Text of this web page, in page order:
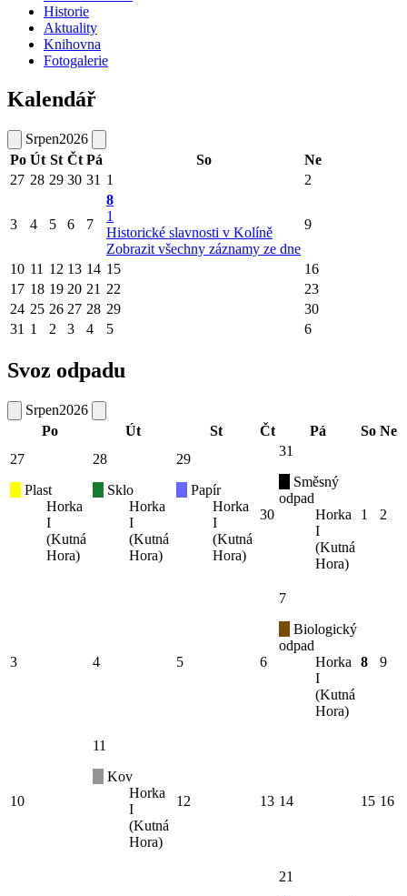
Historie
Aktuality
Knihovna
Fotogalerie
Kalendář
Srpen2026
Po Út St Čt Pá So
Ne
27 28 29 30 31 1 2
3 4 5 6 7
8
1
Historické slavnosti v Kolíně
Zobrazit všechny záznamy ze dne
9
10 11 12 13 14 15
16
17 18 19 20 21 22
23
24 25 26 27 28 29
30
31 1 2 3 4 5 6
Svoz odpadu
Srpen2026
Po
Út St Čt Pá So Ne
27
Plast
Horka
I
(Kutná
Hora)
28
Sklo
Horka
I
(Kutná
Hora)
29
Papír
Horka
I
(Kutná
Hora)
30
31
Směsný
odpad
Horka
I
(Kutná
Hora)
1 2
3 4 5 6
7
Biologický
odpad
Horka
I
(Kutná
Hora)
8 9
10
11
Kov
Horka
I
(Kutná
Hora)
12 13 14 15 16
21